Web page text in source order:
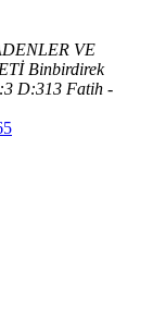
VE
Binbirdirek
D:313 Fatih -